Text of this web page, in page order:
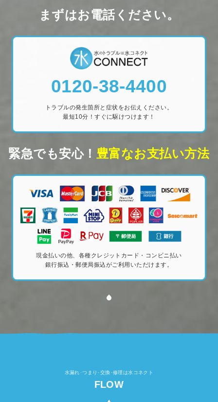
まずはお電話ください。
0120-38-4400
トラブルの発生箇所と症状をお伝えください。
最短10分！すぐに駆けつけます！
緊急でも安心！ 豊富なお支払い方法
現金払いの他、各種クレジットカード・コンビニ払い
銀行振込・郵便局振込がご利用いただけます。
水漏れ･つまり･交換･修理は水コネクト
FLOW